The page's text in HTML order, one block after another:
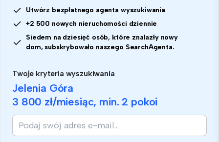
Utwórz bezpłatnego agenta wyszukiwania
+2 500 nowych nieruchomości dziennie
Siedem na dziesięć osób, które znalazły nowy
dom, subskrybowało naszego SearchAgenta.
Twoje kryteria wyszukiwania
Jelenia Góra
3 800 zł/miesiąc, min. 2 pokoi